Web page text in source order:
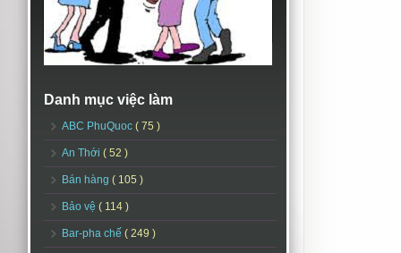
Danh mục việc làm
ABC PhuQuoc ( 75 )
An Thới ( 52 )
Bán hàng ( 105 )
Bảo vệ ( 114 )
Bar-pha chế ( 249 )